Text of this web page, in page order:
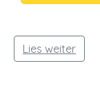
Lies weiter